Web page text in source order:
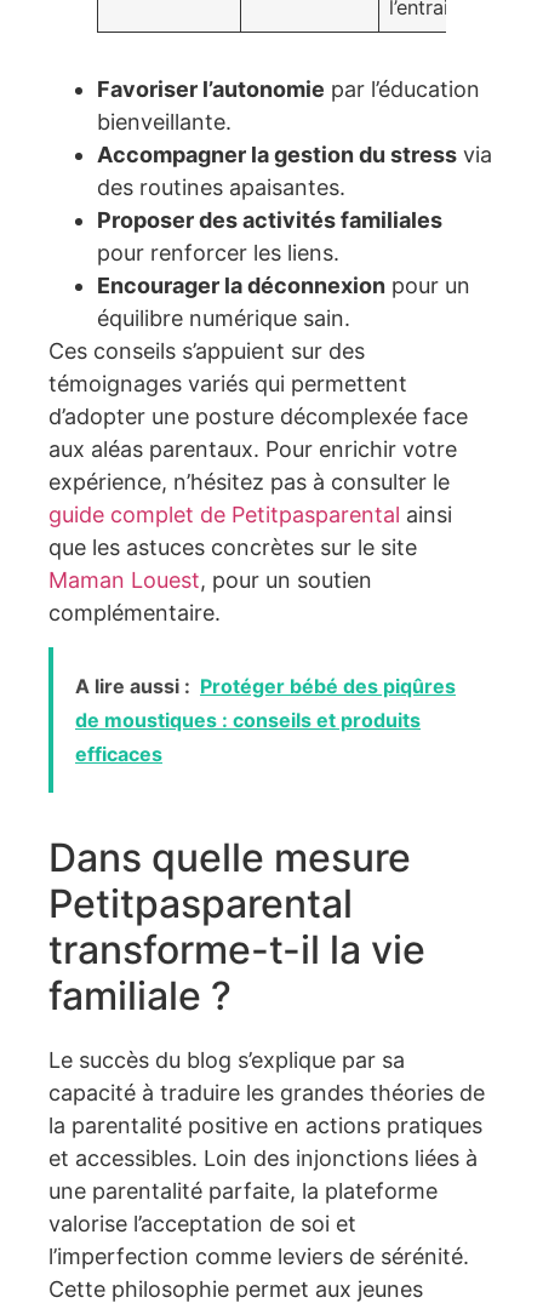
l’entraide
Favoriser l’autonomie par l’éducation
bienveillante.
Accompagner la gestion du stress via
des routines apaisantes.
Proposer des activités familiales
pour renforcer les liens.
Encourager la déconnexion pour un
équilibre numérique sain.
Ces conseils s’appuient sur des
témoignages variés qui permettent
d’adopter une posture décomplexée face
aux aléas parentaux. Pour enrichir votre
expérience, n’hésitez pas à consulter le
guide complet de Petitpasparental ainsi
que les astuces concrètes sur le site
Maman Louest, pour un soutien
complémentaire.
A lire aussi : Protéger bébé des piqûres
de moustiques : conseils et produits
efficaces
Dans quelle mesure
Petitpasparental
transforme-t-il la vie
familiale ?
Le succès du blog s’explique par sa
capacité à traduire les grandes théories de
la parentalité positive en actions pratiques
et accessibles. Loin des injonctions liées à
une parentalité parfaite, la plateforme
valorise l’acceptation de soi et
l’imperfection comme leviers de sérénité.
Cette philosophie permet aux jeunes